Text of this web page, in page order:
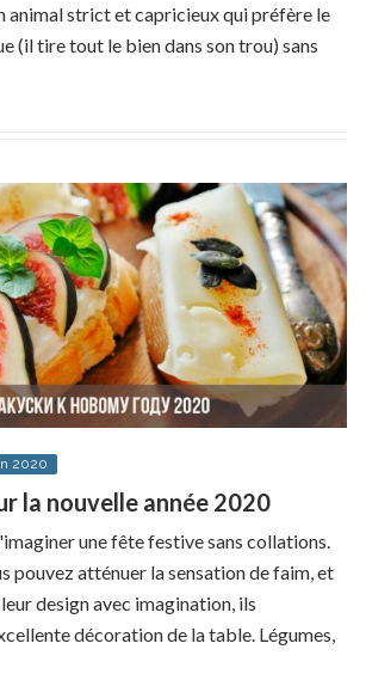
animal strict et capricieux qui préfère le
(il tire tout le bien dans son trou) sans
2020
la nouvelle année 2020
une fête festive sans collations.
pouvez atténuer la sensation de faim, et
design avec imagination, ils
décoration de la table. Légumes,